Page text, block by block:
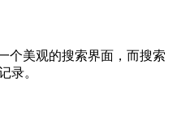
个美观的搜索界面，而搜索
录。